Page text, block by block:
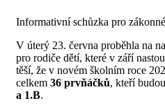
Informativní schůzka pro
V úterý 23. června proběhla na
pro rodiče dětí, které v září
těší, že v novém školním roce
celkem 36 prvňáčků, kteří
a 1.B.